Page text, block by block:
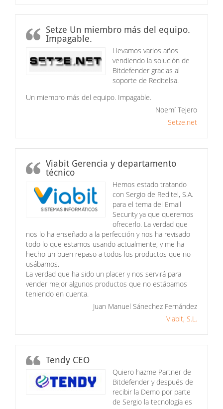
Setze Un miembro más del equipo.
Impagable.
Llevamos varios años
vendiendo la solución de
Bitdefender gracias al
soporte de Reditelsa.
Un miembro más del equipo. Impagable.
Noemí Tejero
Setze.net
Viabit Gerencia y departamento
técnico
Hemos estado tratando
con Sergio de Reditel, S.A.
para el tema del Email
Security ya que queremos
ofrecerlo. La verdad que
nos lo ha enseñado a la perfección y nos ha revisado
todo lo que estamos usando actualmente, y me ha
hecho un buen repaso a todos los productos que no
usábamos.
La verdad que ha sido un placer y nos servirá para
vender mejor algunos productos que no estábamos
teniendo en cuenta.
Juan Manuel Sánechez Fernández
Viabit, S.L.
Tendy CEO
Quiero hazme Partner de
Bitdefender y después de
recibir la Demo por parte
de Sergio la tecnología es